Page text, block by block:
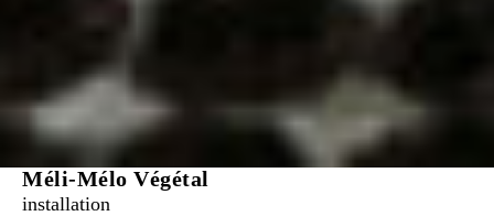
Méli-Mélo Végétal
installation